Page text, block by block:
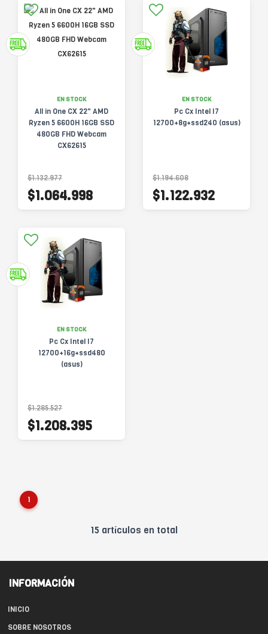
EN STOCK
All in One CX 22" AMD
Ryzen 5 6600H 16GB SSD
480GB FHD Webcam
CX62615
$1.132.977
$1.064.998
EN STOCK
Pc Cx Intel I7
12700+8g+ssd240 (asus)
$1.194.608
$1.122.932
EN STOCK
Pc Cx Intel I7
12700+16g+ssd480
(asus)
$1.285.527
$1.208.395
1
15 artículos en total
INFORMACIÓN
INICIO
SOBRE NOSOTROS